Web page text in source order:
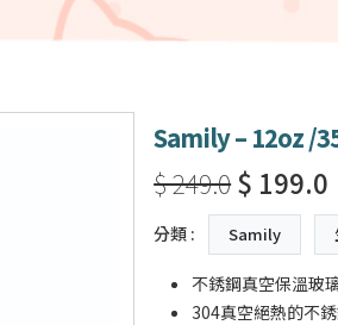
Samily – 12oz /
$ 249.0$ 199.0
分類 : Samily
不銹鋼真空保溫玻
304真空絕熱的不